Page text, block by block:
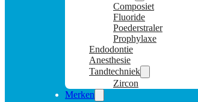
Composiet
Fluoride
Poederstraler
Prophylaxe
Endodontie
Anesthesie
Tandtechniek
Zircon
Merken